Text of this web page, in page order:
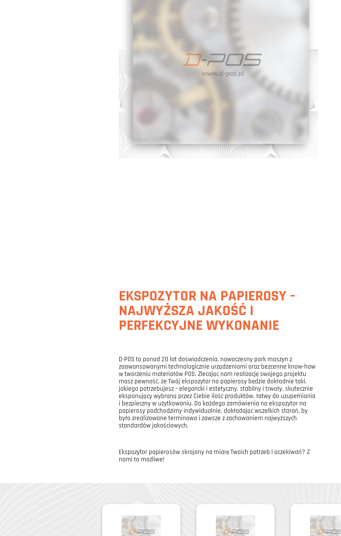
EKSPOZYTOR NA PAPIEROSY –
NAJWYŻSZA JAKOŚĆ I
PERFEKCYJNE WYKONANIE
D-POS to ponad 20 lat doświadczenia, nowoczesny park maszyn z
zaawansowanymi technologicznie urządzeniami oraz bezcenne know-how
w tworzeniu materiałów POS. Zlecając nam realizację swojego projektu
masz pewność, że Twój ekspozytor na papierosy będzie dokładnie taki,
jakiego potrzebujesz – elegancki i estetyczny, stabilny i trwały, skutecznie
eksponujący wybraną przez Ciebie ilość produktów, łatwy do uzupełniania
i bezpieczny w użytkowaniu. Do każdego zamówienia na ekspozytor na
papierosy podchodzimy indywidualnie, dokładając wszelkich starań, by
było zrealizowane terminowo i zawsze z zachowaniem najwyższych
standardów jakościowych.
Ekspozytor papierosów skrojony na miarę Twoich potrzeb i oczekiwań? Z
nami to możliwe!